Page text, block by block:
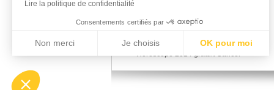
Horoscope 2014 gratuit Belier
Horoscope 2014 gratuit Gémeaux
Horoscope 2014 gratuit Cancer
Lire la politique de confidentialité
Consentements certifiés par
Non merci Je choisis OK pour moi
Notre plateforme vous permet d'adapter et de gérer vos paramètres de